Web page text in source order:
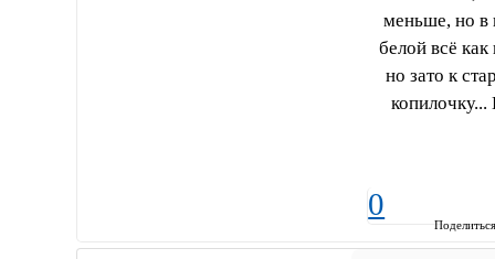
меньше, но в
белой всё
но зато к
копилочку...
0